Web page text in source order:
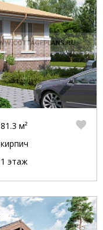
81.3 м²
кирпич
1 этаж